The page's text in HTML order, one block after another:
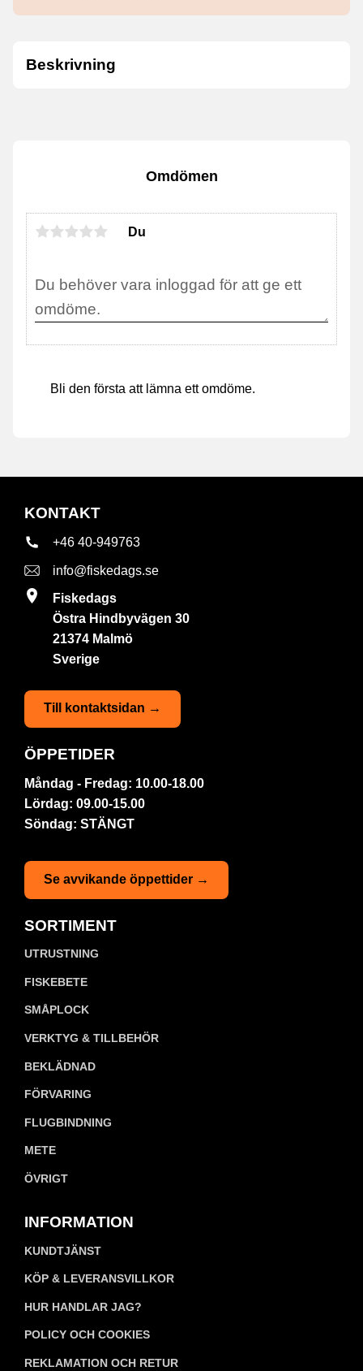
Beskrivning
Omdömen
Du
Bli den första att lämna ett omdöme.
KONTAKT
+46 40-949763
info@fiskedags.se
Fiskedags
Östra Hindbyvägen 30
21374 Malmö
Sverige
Till kontaktsidan →
ÖPPETIDER
Måndag - Fredag: 10.00-18.00
Lördag: 09.00-15.00
Söndag: STÄNGT
Se avvikande öppettider →
SORTIMENT
UTRUSTNING
FISKEBETE
SMÅPLOCK
VERKTYG & TILLBEHÖR
BEKLÄDNAD
FÖRVARING
FLUGBINDNING
METE
ÖVRIGT
INFORMATION
KUNDTJÄNST
KÖP & LEVERANSVILLKOR
HUR HANDLAR JAG?
POLICY OCH COOKIES
REKLAMATION OCH RETUR